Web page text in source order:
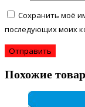
Сохранить моё
последующих моих
Похожие